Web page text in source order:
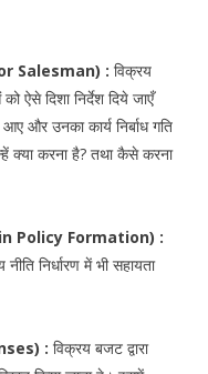
for Salesman) : विक्रय
ऐसे दिशा निर्देश दिये जाएँ
और उनका कार्य निर्बाध गति
क्या करना है? तथा कैसे करना
in Policy Formation) :
निर्धारण में भी सहायता
: विक्रय बजट द्वारा